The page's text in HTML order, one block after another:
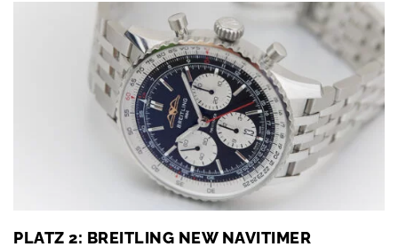
PLATZ 2: BREITLING NEW NAVITIMER